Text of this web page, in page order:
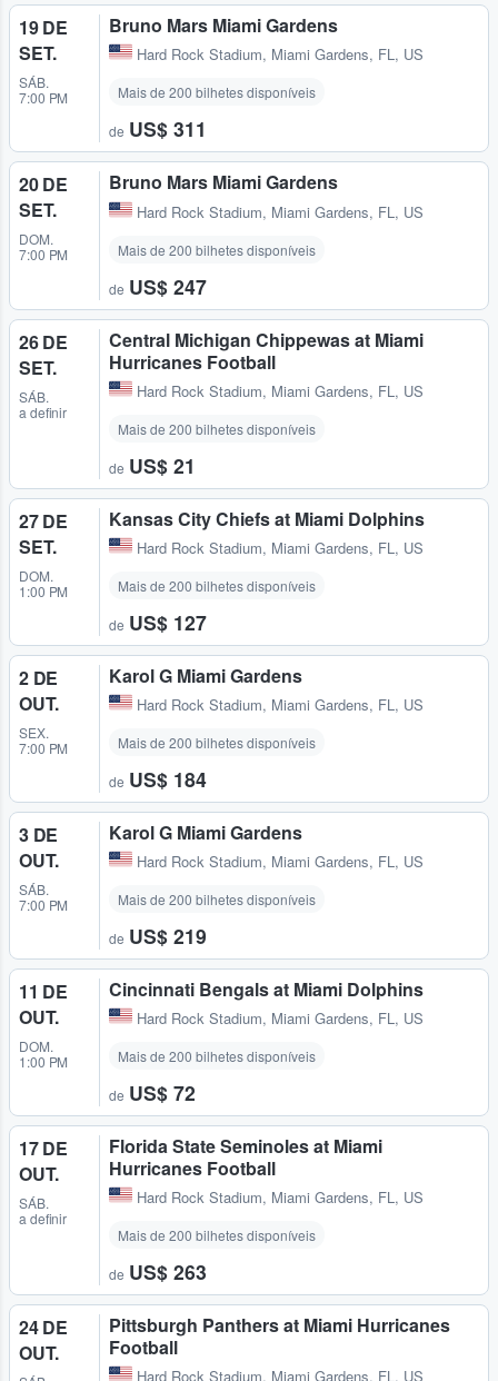
19 DE
SET.
SÁB.
7:00 PM
Bruno Mars Miami Gardens
Hard Rock Stadium, Miami Gardens, FL, US
Mais de 200 bilhetes disponíveis
de US$ 311
20 DE
SET.
DOM.
7:00 PM
Bruno Mars Miami Gardens
Hard Rock Stadium, Miami Gardens, FL, US
Mais de 200 bilhetes disponíveis
de US$ 247
26 DE
SET.
SÁB.
a definir
Central Michigan Chippewas at Miami
Hurricanes Football
Hard Rock Stadium, Miami Gardens, FL, US
Mais de 200 bilhetes disponíveis
de US$ 21
27 DE
SET.
DOM.
1:00 PM
Kansas City Chiefs at Miami Dolphins
Hard Rock Stadium, Miami Gardens, FL, US
Mais de 200 bilhetes disponíveis
de US$ 127
2 DE
OUT.
SEX.
7:00 PM
Karol G Miami Gardens
Hard Rock Stadium, Miami Gardens, FL, US
Mais de 200 bilhetes disponíveis
de US$ 184
3 DE
OUT.
SÁB.
7:00 PM
Karol G Miami Gardens
Hard Rock Stadium, Miami Gardens, FL, US
Mais de 200 bilhetes disponíveis
de US$ 219
11 DE
OUT.
DOM.
1:00 PM
Cincinnati Bengals at Miami Dolphins
Hard Rock Stadium, Miami Gardens, FL, US
Mais de 200 bilhetes disponíveis
de US$ 72
17 DE
OUT.
SÁB.
a definir
Florida State Seminoles at Miami
Hurricanes Football
Hard Rock Stadium, Miami Gardens, FL, US
Mais de 200 bilhetes disponíveis
de US$ 263
24 DE
OUT.
Pittsburgh Panthers at Miami Hurricanes
Football
Hard Rock Stadium, Miami Gardens, FL, US